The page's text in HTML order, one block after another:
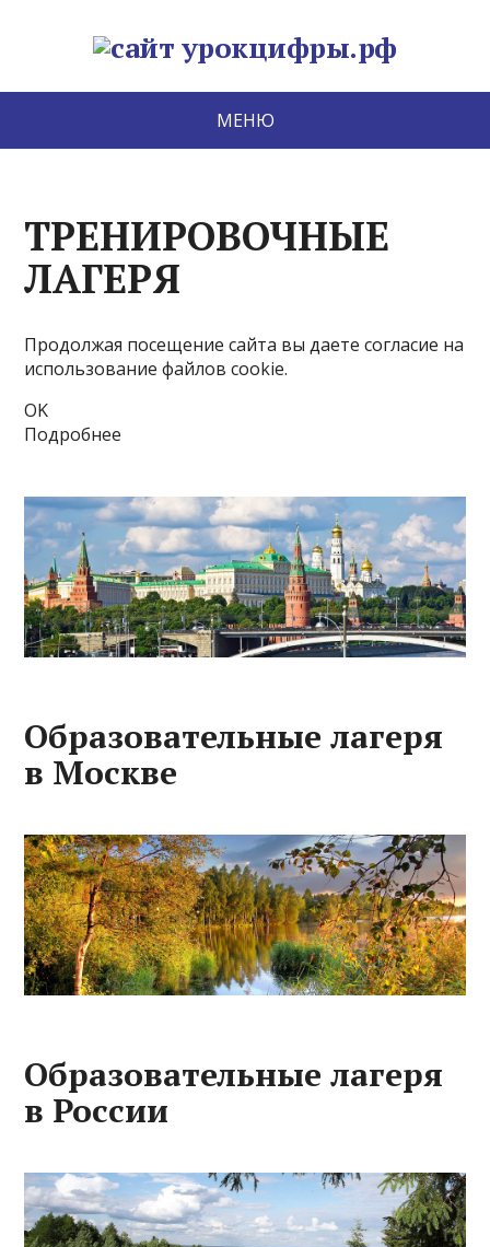
МЕНЮ
ТРЕНИРОВОЧНЫЕ
ЛАГЕРЯ
Продолжая посещение сайта вы даете согласие на
использование файлов cookie.
OK
Подробнее
Образовательные лагеря
в Москве
Образовательные лагеря
в России